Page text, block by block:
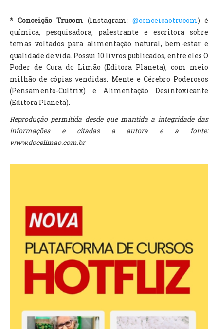
* Conceição Trucom (Instagram: @conceicaotrucom) é
química, pesquisadora, palestrante e escritora sobre
temas voltados para alimentação natural, bem-estar e
qualidade de vida. Possui 10 livros publicados, entre eles O
Poder de Cura do Limão (Editora Planeta), com meio
milhão de cópias vendidas, Mente e Cérebro Poderosos
(Pensamento-Cultrix) e Alimentação Desintoxicante
(Editora Planeta).
Reprodução permitida desde que mantida a integridade das
informações e citadas a autora e a fonte:
www.docelimao.com.br